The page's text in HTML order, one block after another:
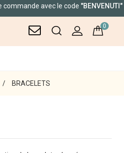
avec le code"BENVENUTI"
0
BRACELETS